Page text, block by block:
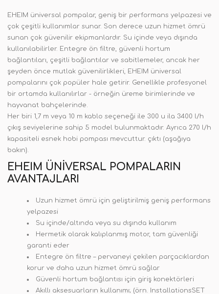
EHEIM üniversal pompalar, geniş bir performans yelpazesi ve
çok çeşitli kullanımlar sunar. Son derece uzun hizmet ömrü
sunan çok güvenilir ekipmanlardır. Su içinde veya dışında
kullanılabilirler. Entegre ön filtre, güvenli hortum
bağlantıları, çeşitli bağlantılar ve sabitlemeler, ancak her
şeyden önce mutlak güvenilirlikleri, EHEIM üniversal
pompalarını çok popüler hale getirir. Genellikle profesyonel
bir ortamda kullanılırlar - örneğin üreme birimlerinde ve
hayvanat bahçelerinde.
Her biri 1,7 m veya 10 m kablo seçeneği ile 300 u ila 3400 l/h
çıkış seviyelerine sahip 5 model bulunmaktadır. Ayrıca 270 l/h
kapasiteli esnek hobi pompası mevcuttur. çıktı (aşağıya
bakın).
EHEIM ÜNIVERSAL POMPALARIN
AVANTAJLARI
Uzun hizmet ömrü için geliştirilmiş geniş performans
yelpazesi
Su içinde/altında veya su dışında kullanım
Hermetik olarak kalıplanmış motor, tam güvenliği
garanti eder
Entegre ön filtre – pervaneyi çekilen parçacıklardan
korur ve daha uzun hizmet ömrü sağlar
Güvenli hortum bağlantısı için giriş konektörleri
Akıllı aksesuarların kullanımı; (örn. InstallationsSET